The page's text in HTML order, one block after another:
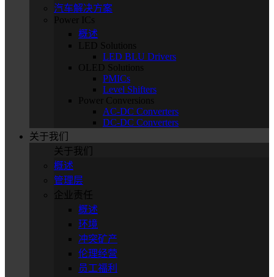
汽车解决方案
Power ICs
概述
LED Solutions
LED BLU Drivers
OLED Solutions
PMICs
Level Shifters
Power Conversions
AC-DC Converters
DC-DC Converters
关于我们
关于我们
概述
管理层
企业责任
概述
环境
冲突矿产
伦理经营
员工福利